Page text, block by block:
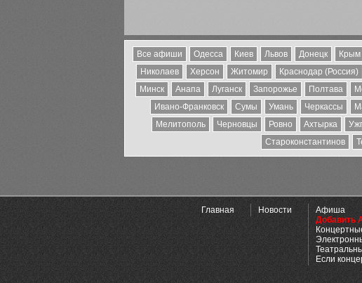
Все афиши Одесса Киев Львов Донецк Крым
Николаев
Херсон Житомир Краснодар (Россия)
Минск
Анапа Луганск Запорожье Полтава
Ивано-Франковск
Сумы Умань Черкассы
Мелитополь
Черновцы Ровно Ахтырка
Староконстантинов
Главная Новости
Афиша
Добавить
Если